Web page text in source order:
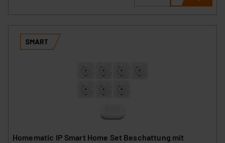
Homematic IP Smart Home Set Beschattung mit